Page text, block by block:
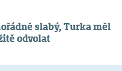
slabý, Turka měl
odvolat